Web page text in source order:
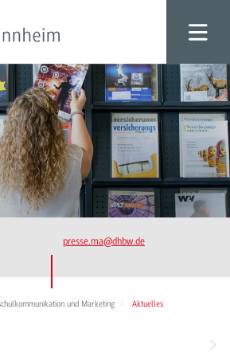
presse.ma@dhbw.de
und Marketing Aktuelles